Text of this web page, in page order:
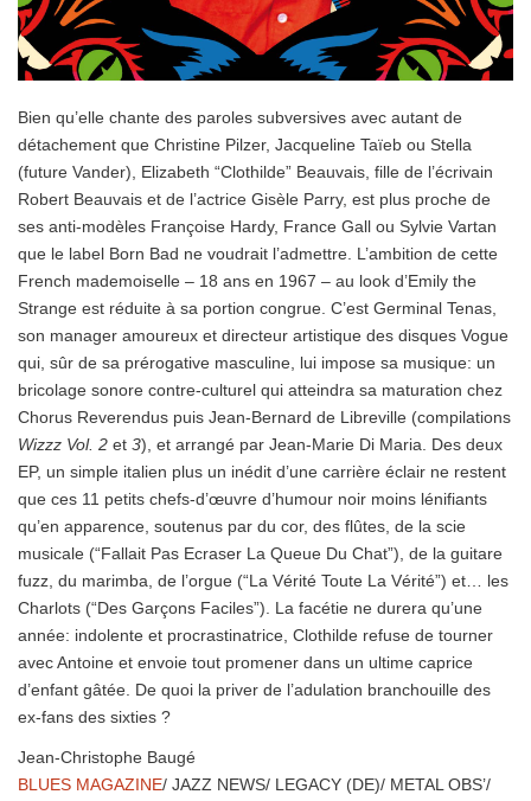
Bien qu’elle chante des paroles subversives avec autant de
détachement que Christine Pilzer, Jacqueline Taïeb ou Stella
(future Vander), Elizabeth “Clothilde” Beauvais, fille de l’écrivain
Robert Beauvais et de l’actrice Gisèle Parry, est plus proche de
ses anti-modèles Françoise Hardy, France Gall ou Sylvie Vartan
que le label Born Bad ne voudrait l’admettre. L’ambition de cette
French mademoiselle – 18 ans en 1967 – au look d’Emily the
Strange est réduite à sa portion congrue. C’est Germinal Tenas,
son manager amoureux et directeur artistique des disques Vogue
qui, sûr de sa prérogative masculine, lui impose sa musique: un
bricolage sonore contre-culturel qui atteindra sa maturation chez
Chorus Reverendus puis Jean-Bernard de Libreville (compilations
Wizzz Vol. 2 et 3), et arrangé par Jean-Marie Di Maria. Des deux
EP, un simple italien plus un inédit d’une carrière éclair ne restent
que ces 11 petits chefs-d’œuvre d’humour noir moins lénifiants
qu’en apparence, soutenus par du cor, des flûtes, de la scie
musicale (“Fallait Pas Ecraser La Queue Du Chat”), de la guitare
fuzz, du marimba, de l’orgue (“La Vérité Toute La Vérité”) et… les
Charlots (“Des Garçons Faciles”). La facétie ne durera qu’une
année: indolente et procrastinatrice, Clothilde refuse de tourner
avec Antoine et envoie tout promener dans un ultime caprice
d’enfant gâtée. De quoi la priver de l’adulation branchouille des
ex-fans des sixties ?
Jean-Christophe Baugé
BLUES MAGAZINE/ JAZZ NEWS/ LEGACY (DE)/ METAL OBS’/